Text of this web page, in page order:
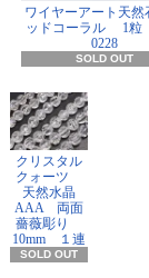
ワイヤーアート天
ッドコーラル 1
0228
SOLD OUT
クリスタル
クォーツ
天然水晶
AAA 両面
薔薇彫り
10mm １連
SOLD OUT